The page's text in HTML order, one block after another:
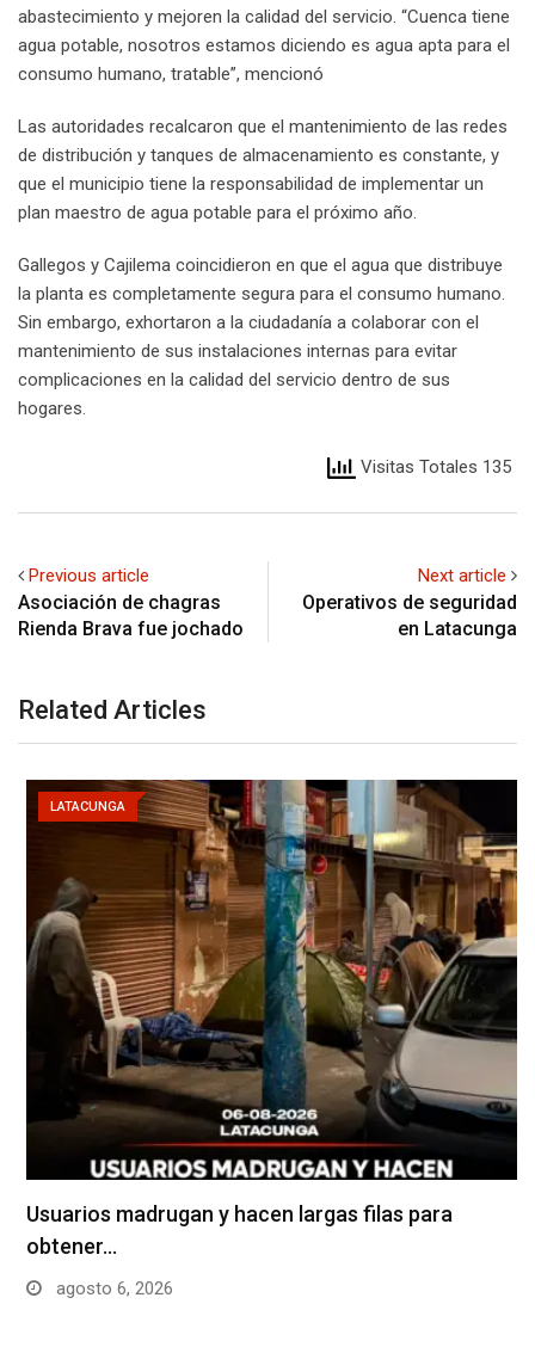
abastecimiento y mejoren la calidad del servicio. “Cuenca tiene
agua potable, nosotros estamos diciendo es agua apta para el
consumo humano, tratable”, mencionó
Las autoridades recalcaron que el mantenimiento de las redes
de distribución y tanques de almacenamiento es constante, y
que el municipio tiene la responsabilidad de implementar un
plan maestro de agua potable para el próximo año.
Gallegos y Cajilema coincidieron en que el agua que distribuye
la planta es completamente segura para el consumo humano.
Sin embargo, exhortaron a la ciudadanía a colaborar con el
mantenimiento de sus instalaciones internas para evitar
complicaciones en la calidad del servicio dentro de sus
hogares.
Visitas Totales 135
Previous article
Asociación de chagras
Rienda Brava fue jochado
Next article
Operativos de seguridad
en Latacunga
Related Articles
LATACUNGA
Usuarios madrugan y hacen largas filas para
obtener…
agosto 6, 2026